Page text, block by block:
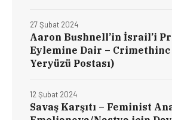
Aaron Bushnell’in İsrail’i
Eylemine Dair –
Yeryüzü Postası)
27 Şubat 2024
Savaş Karşıtı – Feminist
12 Şubat 2024